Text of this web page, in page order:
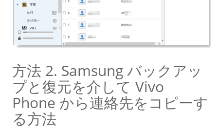
方法 2. Samsung バックアッ
プと復元を介して Vivo
Phone から連絡先をコピーす
る方法